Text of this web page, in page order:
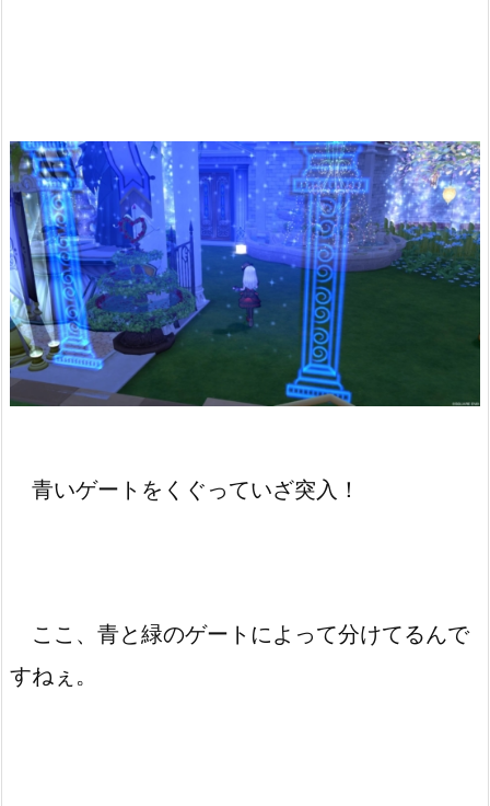
青いゲートをくぐっていざ突入！
ここ、青と緑のゲートによって分けてるんで
すねぇ。